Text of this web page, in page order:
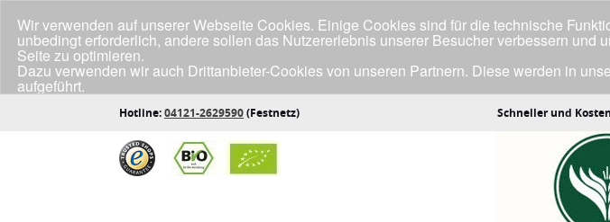
Hotline:04121-2629590(Festnetz) Schneller und
Wir verwenden auf unserer Webseite Cookies. Einige Cookies sind für die technische
unbedingt erforderlich, andere sollen das Nutzererlebnis unserer Besucher verbessern und
Seite zu optimieren.
Dazu verwenden wir auch Drittanbieter-Cookies von unseren Partnern. Diese werden in
aufgeführt.
Klicke unten auf "Annehmen", wenn du mit der Verwendung aller Cookies einverstanden